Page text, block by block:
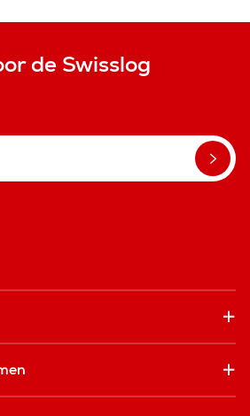
de Swisslog